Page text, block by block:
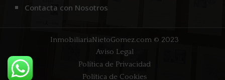
Contacta con Nosotros
InmobiliariaNietoGomez.com © 2023
Aviso Legal
Política de Privacidad
Política de Cookies